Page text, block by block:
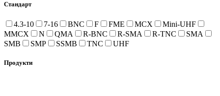
Стандарт
4.3-10 7-16 BNC F FME MCX
Mini-UHF
MMCX
N QMA R-BNC R-SMA R-TNC
SMA
SMB
SMP SSMB TNC UHF
Продукти